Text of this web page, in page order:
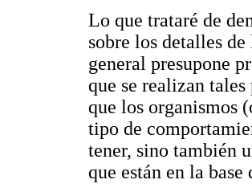
Lo que trataré de
sobre los detalles
general presupone
que se realizan
que los organismos
tipo de
tener, sino también
que están en la base